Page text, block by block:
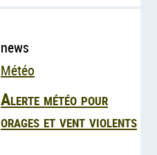
news
Météo
Alerte météo pour
orages et vent violents